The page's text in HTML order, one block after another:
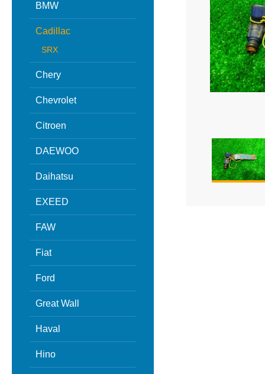
BMW
Cadillac
SRX
Chery
Chevrolet
Citroen
DAEWOO
Daihatsu
EXEED
FAW
Fiat
Ford
Great Wall
Haval
Hino